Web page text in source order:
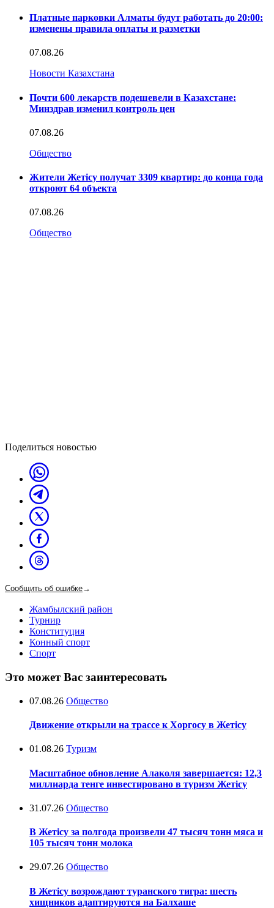
Платные парковки Алматы будут работать до 20:00:
изменены правила оплаты и разметки
07.08.26
Новости Казахстана
Почти 600 лекарств подешевели в Казахстане:
Минздрав изменил контроль цен
07.08.26
Общество
Жители Жетісу получат 3309 квартир: до конца года
откроют 64 объекта
07.08.26
Общество
Поделиться новостью
Сообщить об ошибке→
Жамбылский район
Турнир
Конституция
Конный спорт
Спорт
Это может Вас заинтересовать
07.08.26 Общество
Движение открыли на трассе к Хоргосу в Жетісу
01.08.26 Туризм
Масштабное обновление Алаколя завершается: 12,3
миллиарда тенге инвестировано в туризм Жетісу
31.07.26 Общество
В Жетісу за полгода произвели 47 тысяч тонн мяса и
105 тысяч тонн молока
29.07.26 Общество
В Жетісу возрождают туранского тигра: шесть
хищников адаптируются на Балхаше